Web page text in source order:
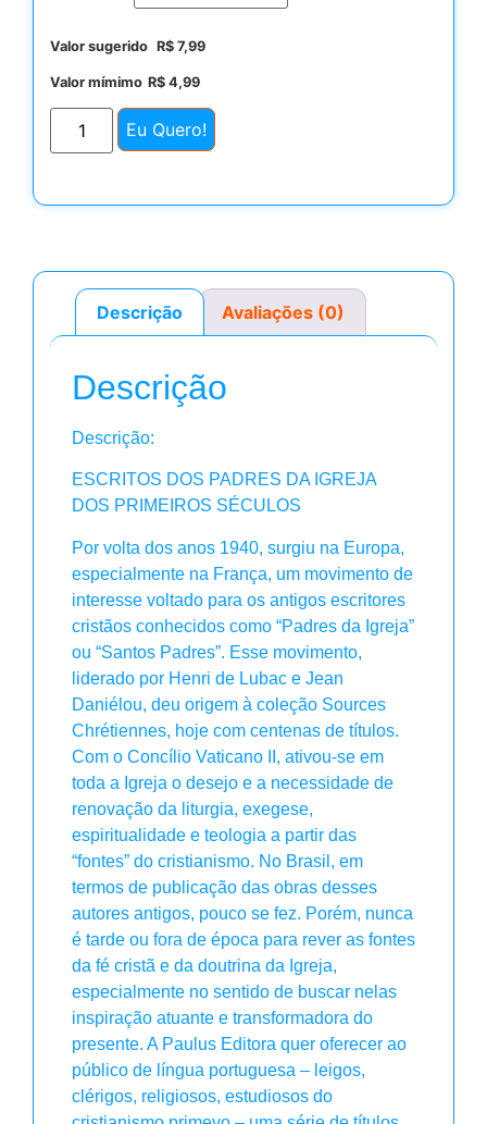
Valor sugerido R$ 7,99
Valor mímimo R$ 4,99
Eu Quero!
Descrição Avaliações (0)
Descrição
Descrição:
ESCRITOS DOS PADRES DA IGREJA
DOS PRIMEIROS SÉCULOS
Por volta dos anos 1940, surgiu na Europa,
especialmente na França, um movimento de
interesse voltado para os antigos escritores
cristãos conhecidos como “Padres da Igreja”
ou “Santos Padres”. Esse movimento,
liderado por Henri de Lubac e Jean
Daniélou, deu origem à coleção Sources
Chrétiennes, hoje com centenas de títulos.
Com o Concílio Vaticano II, ativou-se em
toda a Igreja o desejo e a necessidade de
renovação da liturgia, exegese,
espiritualidade e teologia a partir das
“fontes” do cristianismo. No Brasil, em
termos de publicação das obras desses
autores antigos, pouco se fez. Porém, nunca
é tarde ou fora de época para rever as fontes
da fé cristã e da doutrina da Igreja,
especialmente no sentido de buscar nelas
inspiração atuante e transformadora do
presente. A Paulus Editora quer oferecer ao
público de língua portuguesa – leigos,
clérigos, religiosos, estudiosos do